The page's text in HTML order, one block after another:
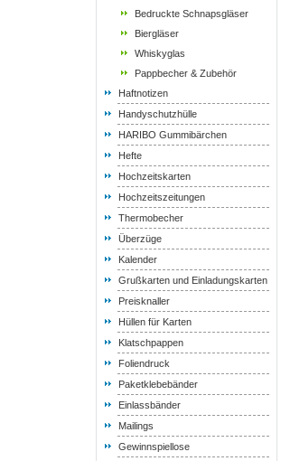
Bedruckte Schnapsgläser
Biergläser
Whiskyglas
Pappbecher & Zubehör
Haftnotizen
Handyschutzhülle
HARIBO Gummibärchen
Hefte
Hochzeitskarten
Hochzeitszeitungen
Thermobecher
Überzüge
Kalender
Grußkarten und Einladungskarten
Preisknaller
Hüllen für Karten
Klatschpappen
Foliendruck
Paketklebebänder
Einlassbänder
Mailings
Gewinnspiellose